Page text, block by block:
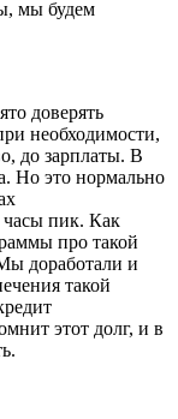
мы будем
доверять
необходимости,
до зарплаты. В
Но это нормально
часы пик. Как
про такой
доработали и
такой
этот долг, и в